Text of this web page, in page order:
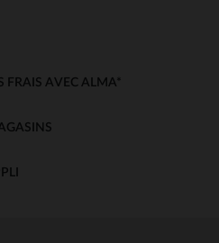
FRAIS AVEC ALMA*